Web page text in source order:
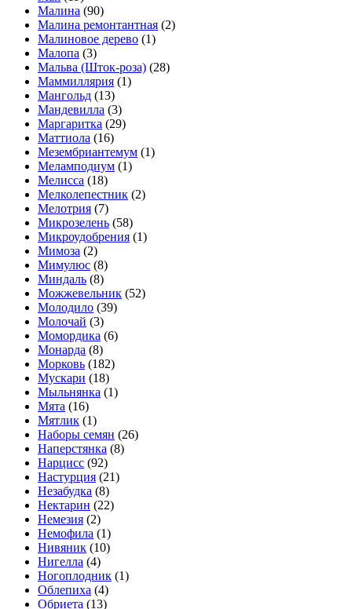
Малина (90)
Малина ремонтантная (2)
Малиновое дерево (1)
Малопа (3)
Мальва (Шток-роза) (28)
Маммиллярия (1)
Мангольд (13)
Мандевилла (3)
Маргаритка (29)
Маттиола (16)
Мезембриантемум (1)
Меламподиум (1)
Мелисса (18)
Мелколепестник (2)
Мелотрия (7)
Микрозелень (58)
Микроудобрения (1)
Мимоза (2)
Мимулюс (8)
Миндаль (8)
Можжевельник (52)
Молодило (39)
Молочай (3)
Момордика (6)
Монарда (8)
Морковь (182)
Мускари (18)
Мыльнянка (1)
Мята (16)
Мятлик (1)
Наборы семян (26)
Наперстянка (8)
Нарцисс (92)
Настурция (21)
Незабудка (8)
Нектарин (22)
Немезия (2)
Немофила (1)
Нивяник (10)
Нигелла (4)
Ногоплодник (1)
Облепиха (4)
Обриета (13)